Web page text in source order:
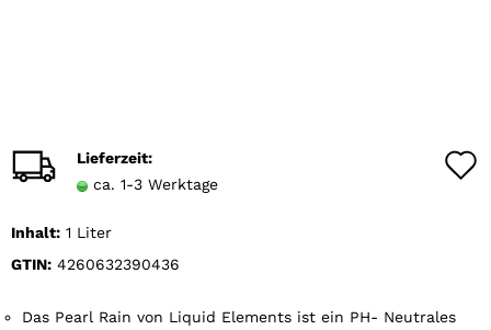
Lieferzeit:
ca. 1-3 Werktage
Inhalt: 1 Liter
GTIN: 4260632390436
Das Pearl Rain von Liquid Elements ist ein PH- Neutrales